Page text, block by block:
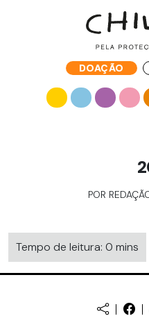
DOAÇÃO
POR
Tempo de leitura: 0 mins